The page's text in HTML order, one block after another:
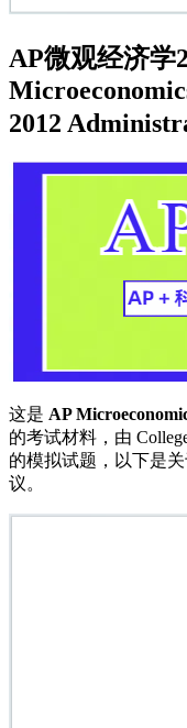
AP微观经济学
2012
这是 AP
的考试材料，由
的模拟试题，以下是
议。